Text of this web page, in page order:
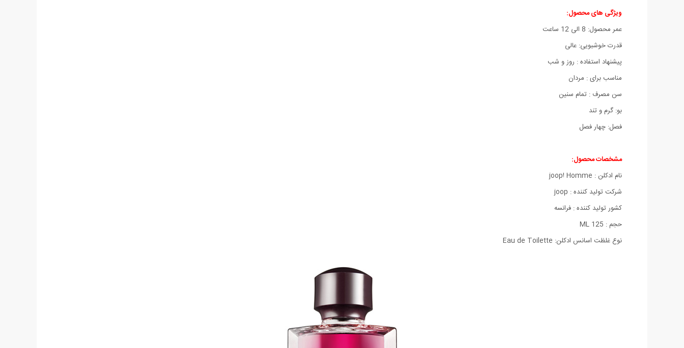
ویژگی های محصول:
عمر محصول: 8 الی 12 ساعت
قدرت خوشبویی: عالی
پیشنهاد استفاده : روز و شب
مناسب برای : مردان
سن مصرف : تمام سنین
بو: گرم و تند
فصل: چهار فصل
مشخصات محصول:
نام ادکلن : joop! Homme
شركت تولید كننده : joop
كشور تولید كننده : فرانسه
حجم : 125 ML
نوع غلظت اسانس ادکلن: Eau de Toilette